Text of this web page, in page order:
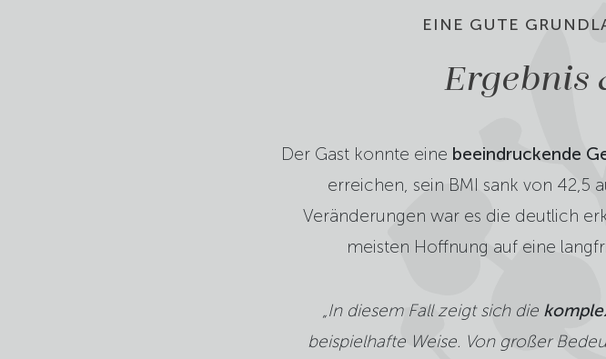
EINE GUTE
Ergebnis
Der Gast konnte eine beeindruckende
erreichen, sein BMI sank von 42,5
Veränderungen war es die deutlich
meisten Hoffnung auf eine
„In diesem Fall zeigt sich die
beispielhafte Weise. Von großer